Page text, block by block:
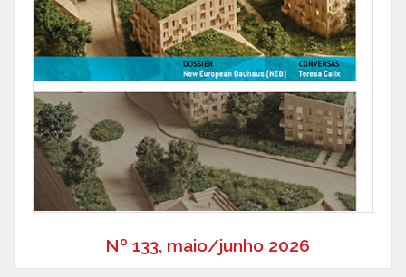
Nº 133, maio/junho 2026